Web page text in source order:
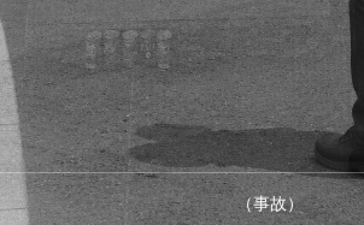
（事故）